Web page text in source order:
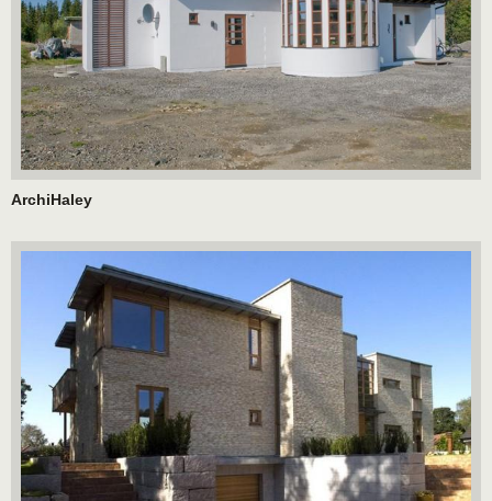
ArchiHaley